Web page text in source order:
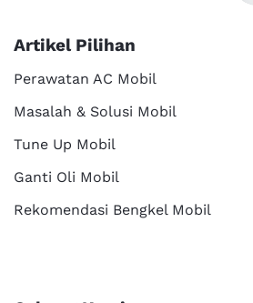
Artikel Pilihan
Perawatan AC Mobil
Masalah & Solusi Mobil
Tune Up Mobil
Ganti Oli Mobil
Rekomendasi Bengkel Mobil